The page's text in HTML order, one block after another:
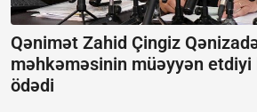
Qənimət Zahid Çingiz
məhkəməsinin müəyyən etdiyi
ödədi